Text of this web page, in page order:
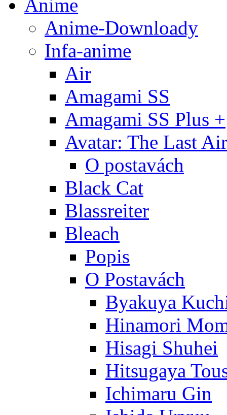
Anime
Anime-Downloady
Infa-anime
Air
Amagami SS
Amagami SS Plus +
Avatar: The Last
O postavách
Black Cat
Blassreiter
Bleach
Popis
O Postavách
Byakuya
Hinamori
Hisagi Shuhei
Hitsugaya
Ichimaru Gin